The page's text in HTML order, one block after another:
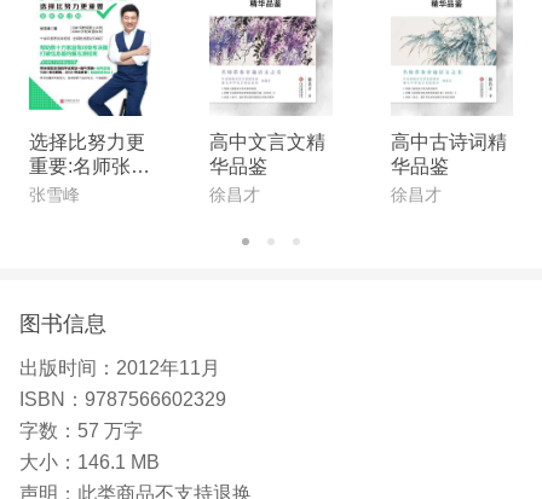
选择比努力更
重要:名师张雪
峰手把手教你
张雪峰
高中文言文精
华品鉴
徐昌才
高中古诗词精
华品鉴
徐昌才
图书信息
出版时间： 2012年11月
ISBN： 9787566602329
字数： 57 万字
大小： 146.1 MB
声明： 此类商品不支持退换